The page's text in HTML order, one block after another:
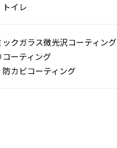
イレ
ックガラス微光沢コーティング
ーティング
防カビコーティング